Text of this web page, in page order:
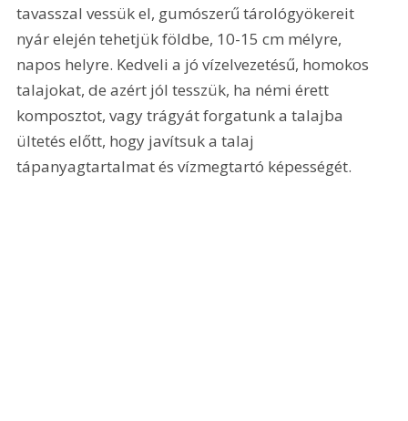
tavasszal vessük el, gumószerű tárológyökereit
nyár elején tehetjük földbe, 10-15 cm mélyre,
napos helyre. Kedveli a jó vízelvezetésű, homokos
talajokat, de azért jól tesszük, ha némi érett
komposztot, vagy trágyát forgatunk a talajba
ültetés előtt, hogy javítsuk a talaj
tápanyagtartalmat és vízmegtartó képességét.